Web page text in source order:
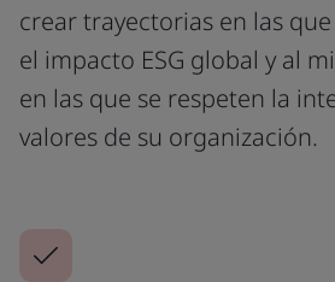
crear trayectorias en las
el impacto ESG global y al
en las que se respeten la
valores de su organización.